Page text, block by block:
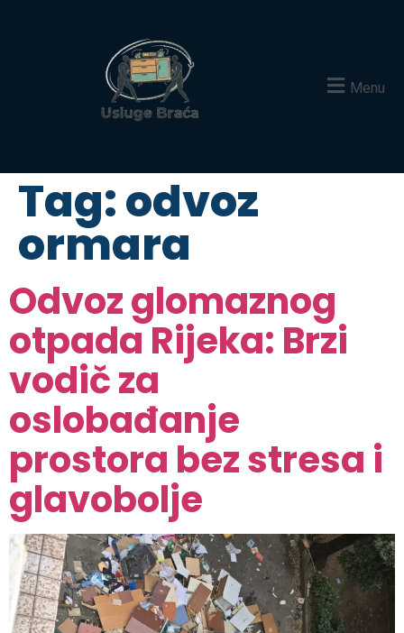
Menu
Tag:odvoz
ormara
Odvoz glomaznog
otpada Rijeka: Brzi
vodič za
oslobađanje
prostora bez stresa i
glavobolje